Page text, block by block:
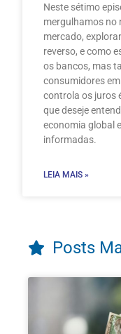
Neste sétimo
mergulhamos no
mercado,
reverso, e como
os bancos, mas
consumidores
controla os juros
que deseje
economia global
informadas.
LEIA MAIS »
Posts